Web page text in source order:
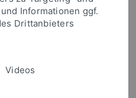
Informationen ggf.
Drittanbieters
Videos